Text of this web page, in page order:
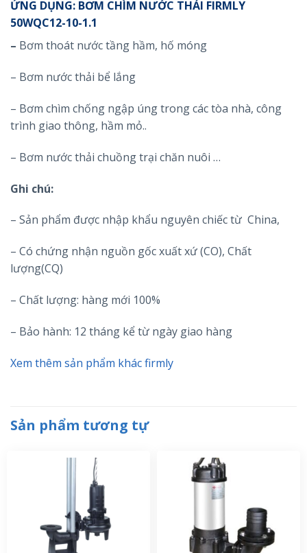
ỨNG DỤNG: BƠM CHÌM NƯỚC THẢI FIRMLY
50WQC12-10-1.1
– Bơm thoát nước tầng hầm, hố móng
– Bơm nước thải bể lắng
– Bơm chìm chống ngập úng trong các tòa nhà, công
trình giao thông, hầm mỏ..
– Bơm nước thải chuồng trại chăn nuôi …
Ghi chú:
– Sản phẩm được nhập khẩu nguyên chiếc từ China,
– Có chứng nhận nguồn gốc xuất xứ (CO), Chất
lượng(CQ)
– Chất lượng: hàng mới 100%
– Bảo hành: 12 tháng kể từ ngày giao hàng
Xem thêm sản phẩm khác firmly
Sản phẩm tương tự